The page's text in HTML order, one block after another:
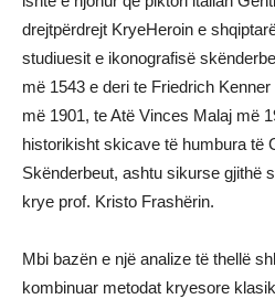
drejtpërdrejt KryeHeroin e
studiuesit e ikonografisë
më 1543 e deri te Friedrich
më 1901, te Atë Vinces Malaj më
historikisht skicave të humbura të
Skënderbeut, ashtu sikurse gjithë
krye prof. Kristo Frashërin.
Mbi bazën e një analize të thellë
kombinuar metodat kryesore